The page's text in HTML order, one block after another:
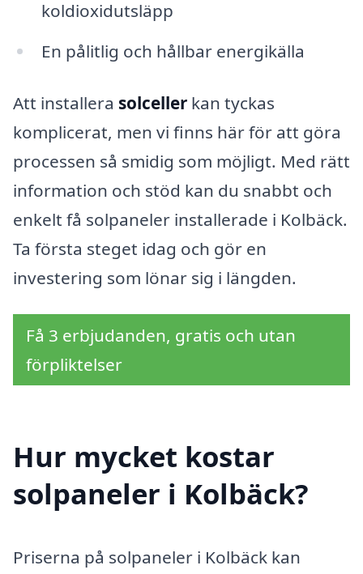
koldioxidutsläpp
En pålitlig och hållbar energikälla
Att installera solceller kan tyckas
komplicerat, men vi finns här för att göra
processen så smidig som möjligt. Med rätt
information och stöd kan du snabbt och
enkelt få solpaneler installerade i Kolbäck.
Ta första steget idag och gör en
investering som lönar sig i längden.
Få 3 erbjudanden, gratis och utan
förpliktelser
Hur mycket kostar
solpaneler i Kolbäck?
Priserna på solpaneler i Kolbäck kan